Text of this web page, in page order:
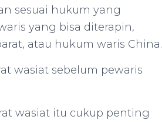
sesuai hukum yang
yang bisa diterapin,
atau hukum waris China.
wasiat sebelum pewaris
wasiat itu cukup penting